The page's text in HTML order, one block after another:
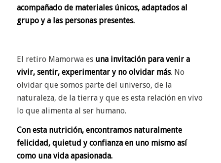
acompañado de materiales únicos, adaptados al
grupo y a las personas presentes.
El retiro Mamorwa es una invitación para venir a
vivir, sentir, experimentar y no olvidar más. No
olvidar que somos parte del universo, de la
naturaleza, de la tierra y que es esta relación en vivo
lo que alimenta al ser humano.
Con esta nutrición, encontramos naturalmente
felicidad, quietud y confianza en uno mismo así
como una vida apasionada.